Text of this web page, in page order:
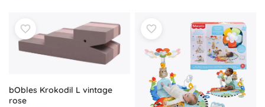
bObles Krokodil L vintage
rose